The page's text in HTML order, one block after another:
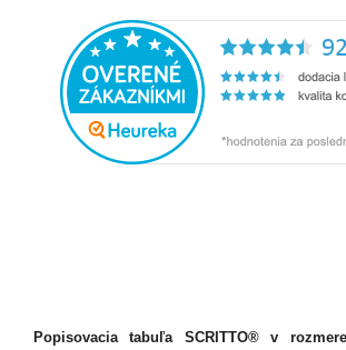
Popisovacia tabuľa SCRITTO® v